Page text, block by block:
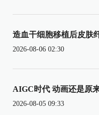
造血干细胞移植后皮肤
2026-08-06 02:30
AIGC时代 动画还是原
2026-08-05 09:33